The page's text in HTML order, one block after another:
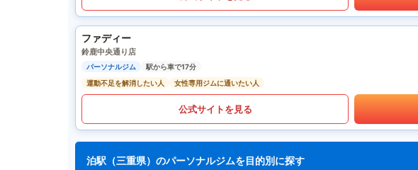
ファディー
鈴鹿中央通り店
パーソナルジム
駅から車で17分
運動不足を解消したい人
女性専用ジムに通いたい人
公式サイトを見る
泊駅（三重県）のパーソナルジムを目的別に探す